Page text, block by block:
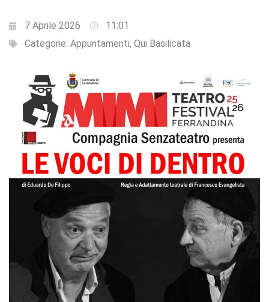
7 Aprile 2026
11:01
Categorie: Appuntamenti, Qui Basilicata